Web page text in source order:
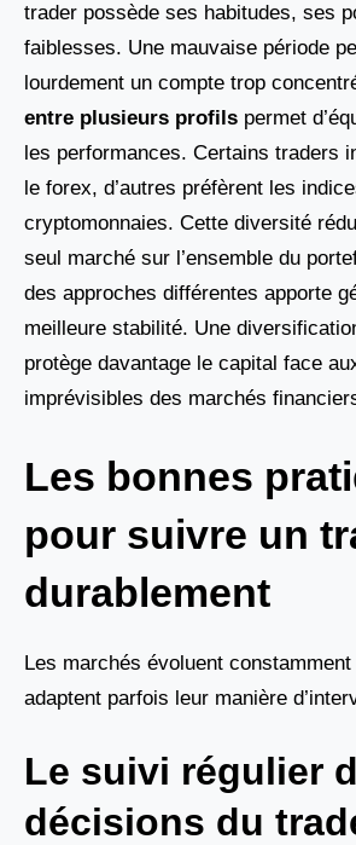
trader possède ses habitudes, ses
faiblesses. Une mauvaise période
lourdement un compte trop
entre plusieurs profils permet
les performances. Certains traders
le forex, d’autres préfèrent les
cryptomonnaies. Cette diversité
seul marché sur l’ensemble du
des approches différentes apporte
meilleure stabilité. Une
protège davantage le capital face
imprévisibles des marchés
Les bonnes
pour suivre un
durablement
Les marchés évoluent
adaptent parfois leur manière
Le suivi régulier
décisions du